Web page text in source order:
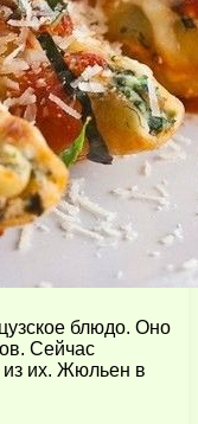
блюдо. Оно
Сейчас
их. Жюльен в